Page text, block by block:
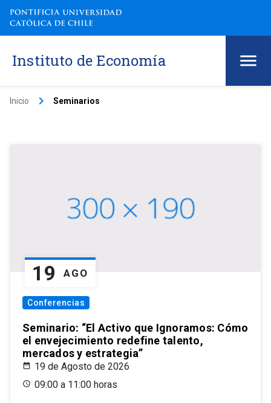
Instituto de Economía
Inicio keyboard_arrow_right Seminarios
19 AGO
Conferencias
Seminario: “El Activo que Ignoramos: Cómo
el envejecimiento redefine talento,
mercados y estrategia”
19 de Agosto de 2026
09:00 a 11:00 horas